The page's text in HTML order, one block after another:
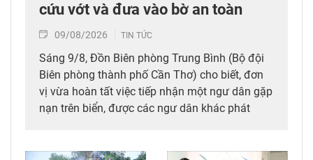
cứu vớt và đưa vào bờ an toàn
09/08/2026 TIN TỨC
Sáng 9/8, Đồn Biên phòng Trung Bình (Bộ đội
Biên phòng thành phố Cần Thơ) cho biết, đơn
vị vừa hoàn tất việc tiếp nhận một ngư dân gặp
nạn trên biển, được các ngư dân khác phát